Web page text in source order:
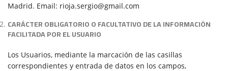
Madrid. Email: rioja.sergio@gmail.com
CARÁCTER OBLIGATORIO O FACULTATIVO DE LA INFORMACIÓN
FACILITADA POR EL USUARIO
Los Usuarios, mediante la marcación de las casillas
correspondientes y entrada de datos en los campos,